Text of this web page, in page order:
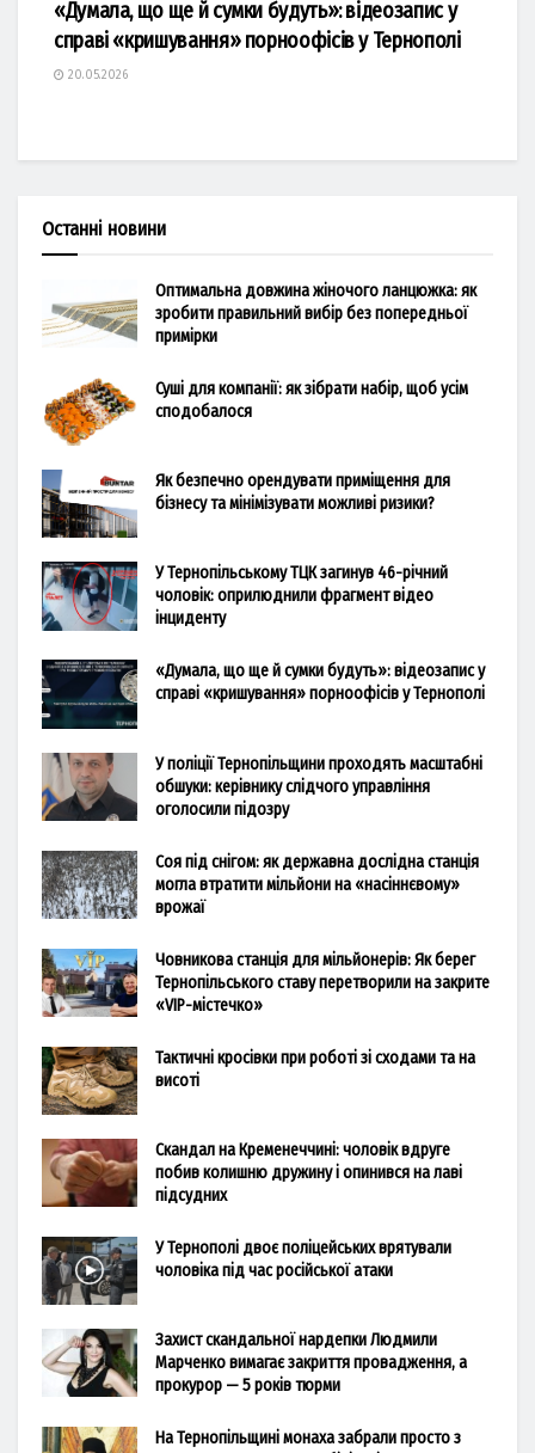
«Думала, що ще й сумки будуть»: відеозапис у
справі «кришування» порноофісів у Тернополі
20.05.2026
Останні новини
Оптимальна довжина жіночого ланцюжка: як
зробити правильний вибір без попередньої
примірки
Суші для компанії: як зібрати набір, щоб усім
сподобалося
Як безпечно орендувати приміщення для
бізнесу та мінімізувати можливі ризики?
У Тернопільському ТЦК загинув 46-річний
чоловік: оприлюднили фрагмент відео
інциденту
«Думала, що ще й сумки будуть»: відеозапис у
справі «кришування» порноофісів у Тернополі
У поліції Тернопільщини проходять масштабні
обшуки: керівнику слідчого управління
оголосили підозру
Соя під снігом: як державна дослідна станція
могла втратити мільйони на «насіннєвому»
врожаї
Човникова станція для мільйонерів: Як берег
Тернопільського ставу перетворили на закрите
«VIP-містечко»
Тактичні кросівки при роботі зі сходами та на
висоті
Скандал на Кременеччині: чоловік вдруге
побив колишню дружину і опинився на лаві
підсудних
У Тернополі двоє поліцейських врятували
чоловіка під час російської атаки
Захист скандальної нардепки Людмили
Марченко вимагає закриття провадження, а
прокурор — 5 років тюрми
На Тернопільщині монаха забрали просто з